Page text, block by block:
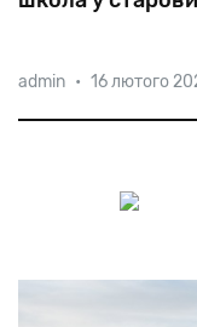
У світі зростає
Наявність
справжнього
admin • 16 лютого